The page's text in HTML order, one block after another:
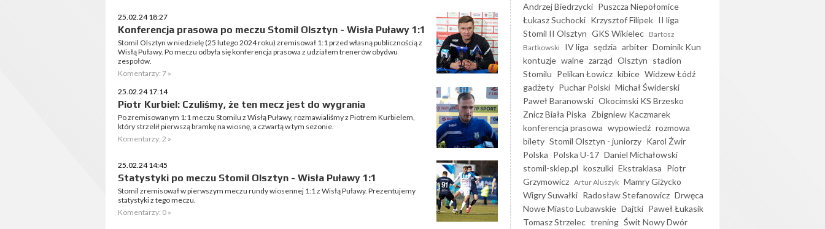
25.02.24 18:27
Konferencja prasowa po meczu Stomil Olsztyn - Wisła Puławy 1:1
Stomil Olsztyn w niedzielę (25 lutego 2024 roku) zremisował 1:1 przed własną publicznością z
Wisłą Puławy. Po meczu odbyła się konferencja prasowa z udziałem trenerów obydwu
zespołów.
Komentarzy: 7 »
25.02.24 17:14
Piotr Kurbiel: Czuliśmy, że ten mecz jest do wygrania
Po zremisowanym 1:1 meczu Stomilu z Wisłą Puławy, rozmawialiśmy z Piotrem Kurbielem,
który strzelił pierwszą bramkę na wiosnę, a czwartą w tym sezonie.
Komentarzy: 2 »
25.02.24 14:45
Statystyki po meczu Stomil Olsztyn - Wisła Puławy 1:1
Stomil zremisował w pierwszym meczu rundy wiosennej 1:1 z Wisłą Puławy. Prezentujemy
statystyki z tego meczu.
Komentarzy: 0 »
Andrzej Biedrzycki Puszcza Niepołomice
Łukasz Suchocki Krzysztof Filipek II liga
Stomil II Olsztyn GKS Wikielec Bartosz
Bartkowski IV liga sędzia arbiter Dominik Kun
kontuzje walne zarząd Olsztyn stadion
Stomilu Pelikan Łowicz kibice Widzew Łódź
gadżety Puchar Polski Michał Świderski
Paweł Baranowski Okocimski KS Brzesko
Znicz Biała Piska Zbigniew Kaczmarek
konferencja prasowa wypowiedź rozmowa
bilety Stomil Olsztyn - juniorzy Karol Żwir
Polska Polska U-17 Daniel Michałowski
stomil-sklep.pl koszulki Ekstraklasa Piotr
Grzymowicz Artur Aluszyk Mamry Giżycko
Wigry Suwałki Radosław Stefanowicz Drwęca
Nowe Miasto Lubawskie Dajtki Paweł Łukasik
Tomasz Strzelec trening Świt Nowy Dwór